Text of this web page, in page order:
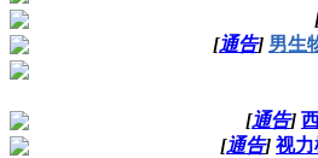
[通告] 男生
[通告]
[通告] 视